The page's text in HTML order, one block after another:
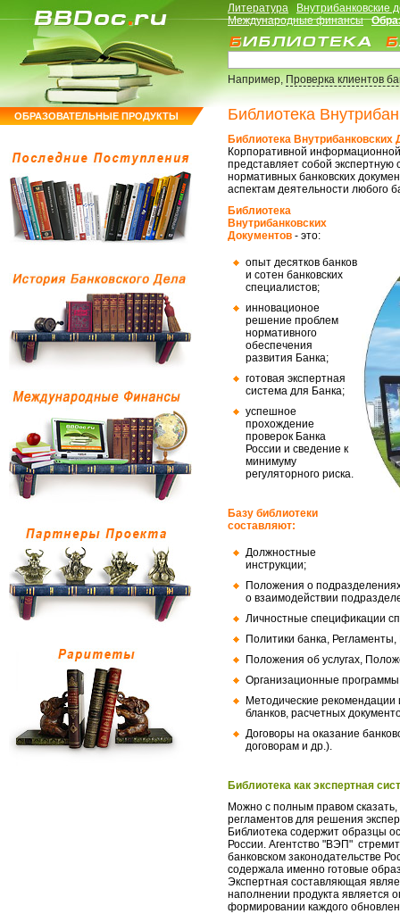
ОБРАЗОВАТЕЛЬНЫЕ ПРОДУКТЫ
Литература
Внутрибанковские
Международные финансы
Например,Проверка клиентов
Библиотека
Библиотека
Корпоративной
представляет собой экспертную
нормативных банковских
аспектам деятельности любого
Библиотека
Внутрибанковских
Документов - это:
опыт десятков банков
и сотен банковских
специалистов;
инновационое
решение проблем
нормативного
обеспечения
развития Банка;
готовая экспертная
система для Банка;
успешное
прохождение
проверок Банка
России и сведение к
минимуму
регуляторного риска.
Базу библиотеки
составляют:
Должностные
инструкции;
Положения о
о взаимодействии
Личностные спецификации
Политики банка,
Положения об услугах,
Организационные
Методические
бланков, расчетных
Договоры на оказание
договорам и др.).
Библиотека как экспертная
Можно с полным правом сказать,
регламентов для решения
Библиотека содержит образцы
России. Агентство "ВЭП"
банковском законодательстве
содержала именно готовые
Экспертная составляющая
наполнении продукта является
формировании каждого